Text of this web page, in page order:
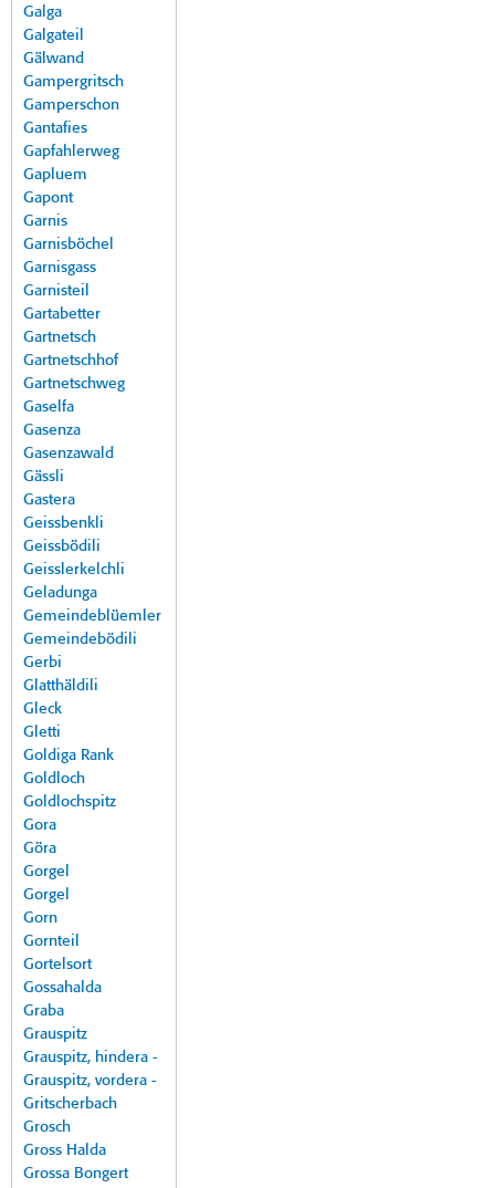
Galga
Galgateil
Gälwand
Gampergritsch
Gamperschon
Gantafies
Gapfahlerweg
Gapluem
Gapont
Garnis
Garnisböchel
Garnisgass
Garnisteil
Gartabetter
Gartnetsch
Gartnetschhof
Gartnetschweg
Gaselfa
Gasenza
Gasenzawald
Gässli
Gastera
Geissbenkli
Geissbödili
Geisslerkelchli
Geladunga
Gemeindeblüemler
Gemeindebödili
Gerbi
Glatthäldili
Gleck
Gletti
Goldiga Rank
Goldloch
Goldlochspitz
Gora
Göra
Gorgel
Gorgel
Gorn
Gornteil
Gortelsort
Gossahalda
Graba
Grauspitz
Grauspitz, hindera -
Grauspitz, vordera -
Gritscherbach
Grosch
Gross Halda
Grossa Bongert